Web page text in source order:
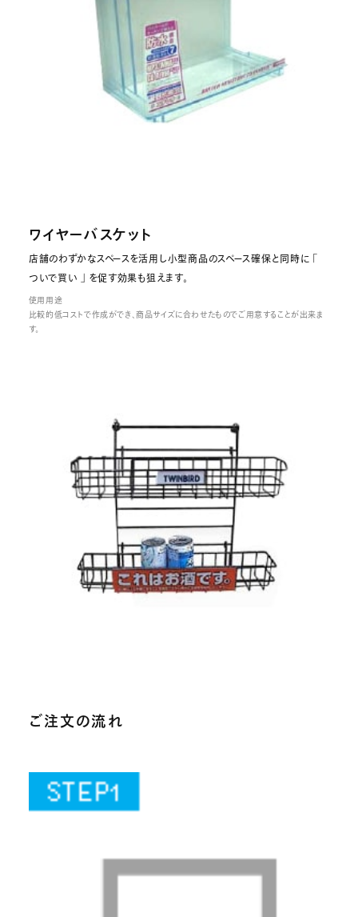
ワイヤーバスケット
店舗のわずかなスペースを活用し小型商品のスペース確保と同時に 「
ついで買い 」 を促す効果も狙えます。
使用用途
比較的低コストで作成ができ、商品サイズに合わせたものでご用意することが出来ま
す。
ご注文の流れ